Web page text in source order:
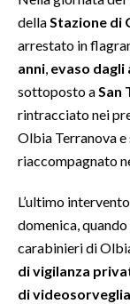
della Stazione di
arrestato in
anni evaso
sottoposto a San
rintracciato nei
Olbia Terranova
riaccompagnato
L’ultimo
domenica,
carabinieri di
di vigilanza
di